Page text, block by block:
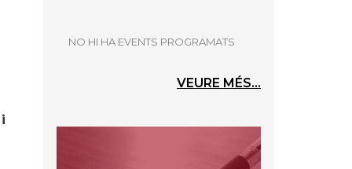
NO HI HA EVENTS PROGRAMATS
VEURE MÉS...